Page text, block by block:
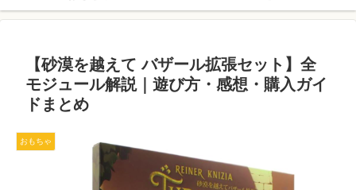
【砂漠を越えて バザール拡張セット】全
モジュール解説｜遊び方・感想・購入ガイ
ドまとめ
おもちゃ